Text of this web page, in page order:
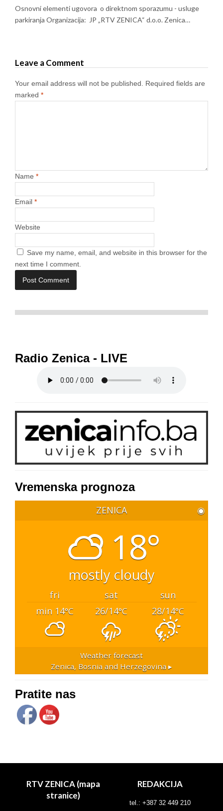
Osnovni elementi ugovora o direktnom sporazumu - usluge
parkiranja Organizacija: JP „RTV ZENICA“ d.o.o. Zenica…
Leave a Comment
Your email address will not be published.
Required fields are
marked *
Name *
Email *
Website
Save my name, email, and website in this browser for the
next time I comment.
Radio Zenica - LIVE
Vremenska prognoza
ZENICA ◉
18°
mostly cloudy
fri sat
sun
min 14°C 26/14°C 28/14°C
Weather forecast
Zenica, Bosnia and Herzegovina ▸
Pratite nas
RTV ZENICA (mapa
stranice)
REDAKCIJA
tel.: +387 32 449 210